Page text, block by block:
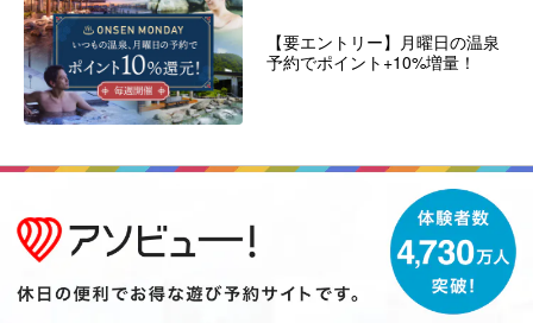
【要エントリー】月曜日の温泉
予約でポイント+10%増量！